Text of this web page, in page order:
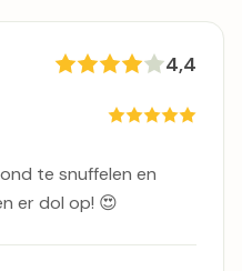
4,4
te snuffelen en
er dol op! 😍